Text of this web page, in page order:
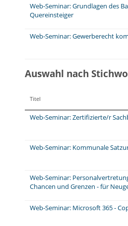
Web-Seminar: Grundlagen des
Quereinsteiger
Web-Seminar: Gewerberecht
Auswahl nach
Titel
Web-Seminar: Zertifizierte/r
Web-Seminar: Kommunale
Web-Seminar:
Chancen und Grenzen - für
Web-Seminar: Microsoft 365 -